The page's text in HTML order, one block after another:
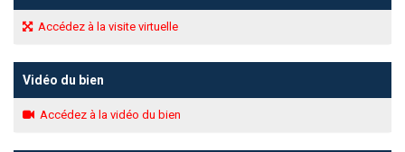
Accédez à la visite virtuelle
Vidéo du bien
Accédez à la vidéo du bien